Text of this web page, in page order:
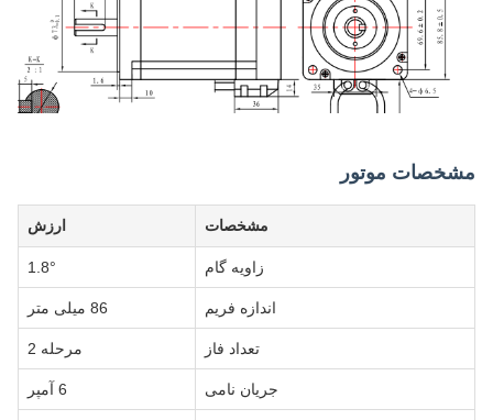
مشخصات موتور
مشخصات ارزش
زاویه گام 1.8°
اندازه فریم 86 میلی متر
تعداد فاز مرحله 2
جریان نامی